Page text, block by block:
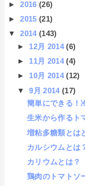
►2016(26)
►2015(21)
▼2014(143)
► 12月 2014(6)
► 11月 2014(4)
► 10月 2014(12)
▼9月 2014 (17)
簡単にできる！
生米から作るト
増粘多糖類とは
カルシウムとは
カリウムとは？
鶏肉のトマトソ